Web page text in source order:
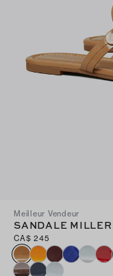
Meilleur Vendeur
SANDALE
CA$ 245